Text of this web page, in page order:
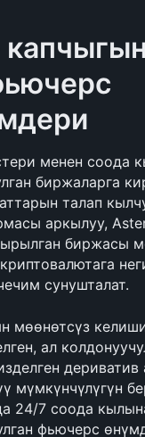
менен соода
биржаларга
талап
аркылуу,
биржасы
сунушталат.
мөөнөтсүз
ал
мүмкүнчүлүгүн
24/7 соода
фьючерс